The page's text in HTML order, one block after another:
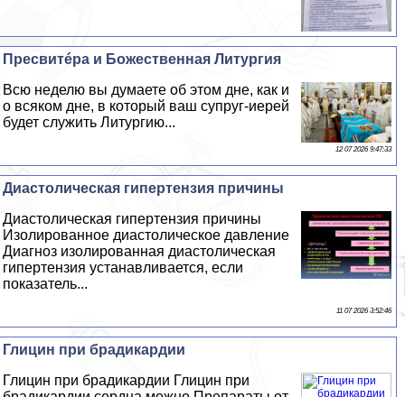
Пресвитéра и Божественная Литургия
Всю неделю вы думаете об этом дне, как и
о всяком дне, в который ваш супруг-иерей
будет служить Литургию...
12 07 2026 9:47:33
Диастолическая гипертензия причины
Диастолическая гипертензия причины
Изолированное диастолическое давление
Диагноз изолированная диастолическая
гипертензия устанавливается, если
показатель...
11 07 2026 3:52:46
Глицин при брадикардии
Глицин при брадикардии Глицин при